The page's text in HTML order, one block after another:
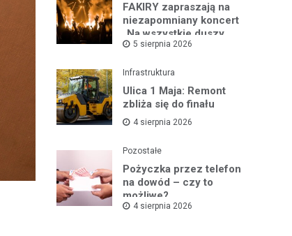
FAKIRY zapraszają na
niezapomniany koncert
„Na wszystkie duszy
nastroje”
5 sierpnia 2026
Infrastruktura
Ulica 1 Maja: Remont
zbliża się do finału
4 sierpnia 2026
Pozostałe
Pożyczka przez telefon
na dowód – czy to
możliwe?
4 sierpnia 2026